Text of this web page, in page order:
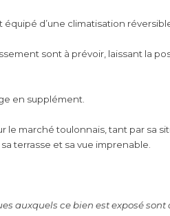
d’une climatisation
sont à prévoir, laissant la
en supplément.
le marché toulonnais, tant par sa
terrasse et sa vue imprenable.
auxquels ce bien est exposé sont